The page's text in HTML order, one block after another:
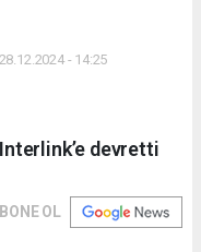
- 14:25
devretti
OL